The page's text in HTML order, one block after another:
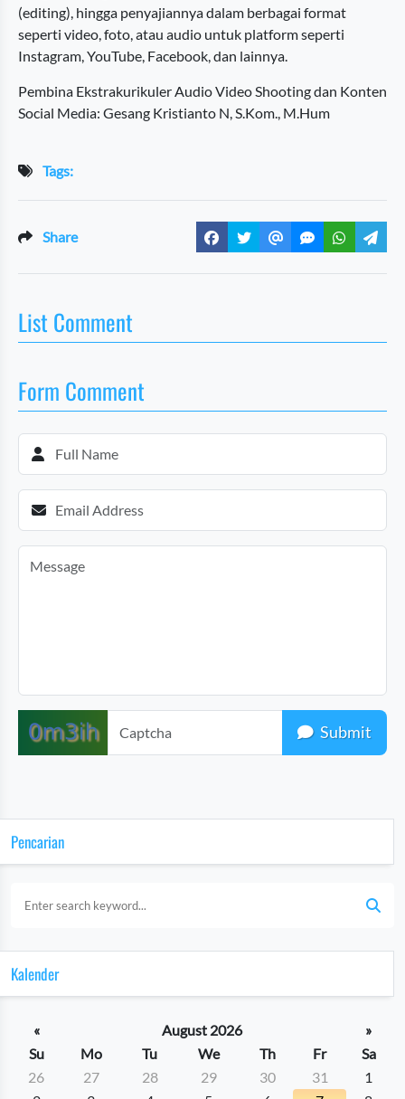
(editing), hingga penyajiannya dalam berbagai format
seperti video, foto, atau audio untuk platform seperti
Instagram, YouTube, Facebook, dan lainnya.
Pembina Ekstrakurikuler Audio Video Shooting dan Konten
Social Media: Gesang Kristianto N, S.Kom., M.Hum
Tags:
Share
List Comment
Form Comment
Submit
Pencarian
Kalender
« August 2026
»
Su
Mo Tu We Th Fr
Sa
26
27 28 29 30 31
1